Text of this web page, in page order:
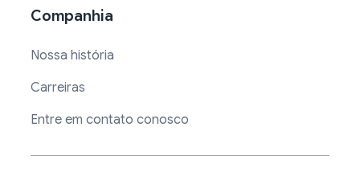
Companhia
Nossa história
Carreiras
Entre em contato conosco